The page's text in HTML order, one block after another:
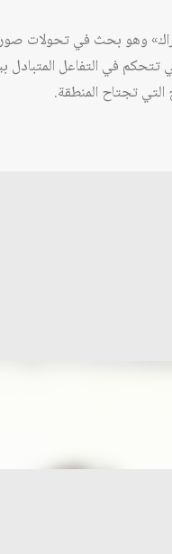
وهو بحث في تحولات
تتحكم في التفاعل
التي تجتاح المنطقة.